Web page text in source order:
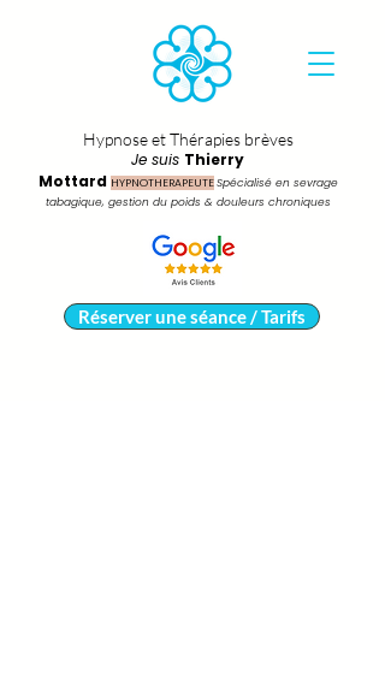
Hypnose et Thérapies brèves
Je suis Thierry
Mottard HYPNOTHERAPEUTE Spécialisé en sevrage
tabagique, gestion du poids & douleurs chroniques
Réserver une séance / Tarifs